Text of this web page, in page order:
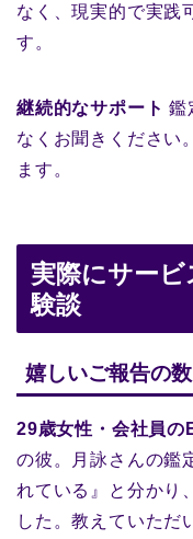
なく、現実的で実践
す。
継続的なサポート 鑑
なくお聞きください
ます。
実際にサー
験談
嬉しいご報告の数
29歳女性・会社員の
の彼。月詠さんの鑑
れている』と分かり
した。教えていただ